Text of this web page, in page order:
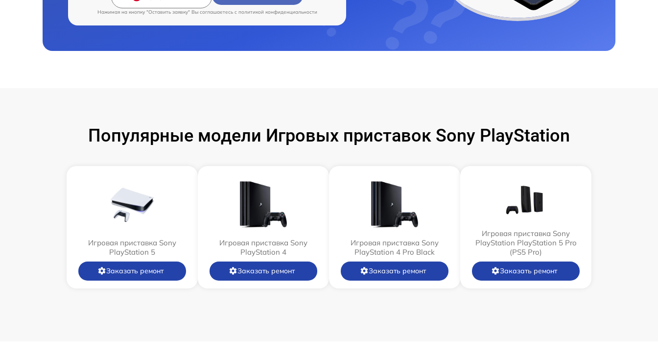
Нажимая на кнопку "Оставить заявку" Вы соглашаетесь c политикой конфиденциальности
Популярные модели Игровых приставок Sony PlayStation
Игровая приставка Sony
PlayStation 5
Заказать ремонт
Игровая приставка Sony
PlayStation 4
Заказать ремонт
Игровая приставка Sony
PlayStation 4 Pro Black
Заказать ремонт
Игровая приставка Sony
PlayStation PlayStation 5 Pro
(PS5 Pro)
Заказать ремонт